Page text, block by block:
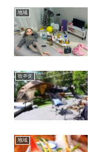
地域
街ネタ
地域